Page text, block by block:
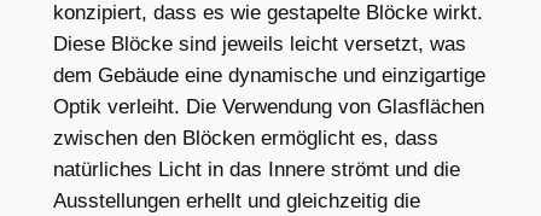
konzipiert, dass es wie gestapelte Blöcke wirkt.
Diese Blöcke sind jeweils leicht versetzt, was
dem Gebäude eine dynamische und einzigartige
Optik verleiht. Die Verwendung von Glasflächen
zwischen den Blöcken ermöglicht es, dass
natürliches Licht in das Innere strömt und die
Ausstellungen erhellt und gleichzeitig die